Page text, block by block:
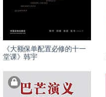
《大额保单配置必修的十一
堂课》韩宇